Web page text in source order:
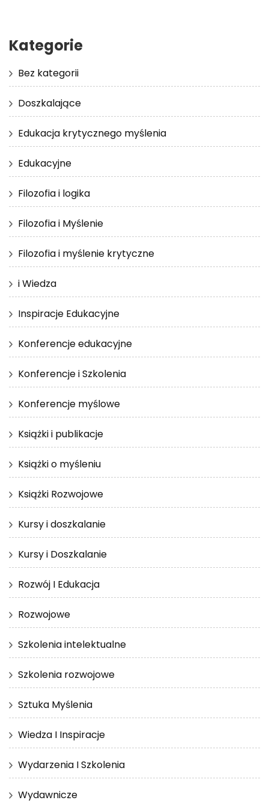
Kategorie
Bez kategorii
Doszkalające
Edukacja krytycznego myślenia
Edukacyjne
Filozofia i logika
Filozofia i Myślenie
Filozofia i myślenie krytyczne
i Wiedza
Inspiracje Edukacyjne
Konferencje edukacyjne
Konferencje i Szkolenia
Konferencje myślowe
Książki i publikacje
Książki o myśleniu
Książki Rozwojowe
Kursy i doszkalanie
Kursy i Doszkalanie
Rozwój I Edukacja
Rozwojowe
Szkolenia intelektualne
Szkolenia rozwojowe
Sztuka Myślenia
Wiedza I Inspiracje
Wydarzenia I Szkolenia
Wydawnicze